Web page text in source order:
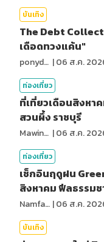
บันเทิง
The Debt
เดือดทวงแค้น"
ponydiary |06 ส.ค.
ท่องเที่ยว
ที่เที่ยวเดือนสิงหา
สวนผึ้ง ราชบุรี
MawinMatravel |06 ส.ค.
ท่องเที่ยว
เช็กอินฤดูฝน
สิงหาคม ฟีลธรรมช
NamfahPhupha |06 ส.ค.
บันเทิง